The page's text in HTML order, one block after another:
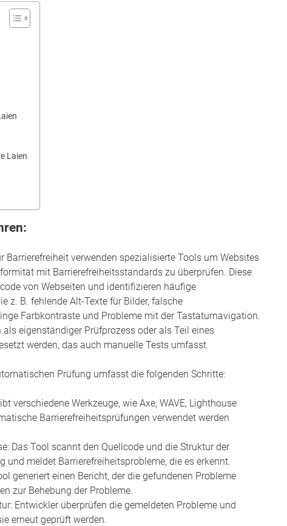
Laien
Barrierefreiheit verwenden spezialisierte Tools um Websites
mit Barrierefreiheitsstandards zu überprüfen. Diese
von Webseiten und identifizieren häufige
z. B. fehlende Alt-Texte für Bilder, falsche
Farbkontraste und Probleme mit der Tastaturnavigation.
eigenständiger Prüfprozess oder als Teil eines
werden, das auch manuelle Tests umfasst.
Prüfung umfasst die folgenden Schritte:
verschiedene Werkzeuge, wie Axe, WAVE, Lighthouse
Barrierefreiheitsprüfungen verwendet werden
Das Tool scannt den Quellcode und die Struktur der
und meldet Barrierefreiheitsprobleme, die es erkennt.
generiert einen Bericht, der die gefundenen Probleme
zur Behebung der Probleme.
Entwickler überprüfen die gemeldeten Probleme und
erneut geprüft werden.